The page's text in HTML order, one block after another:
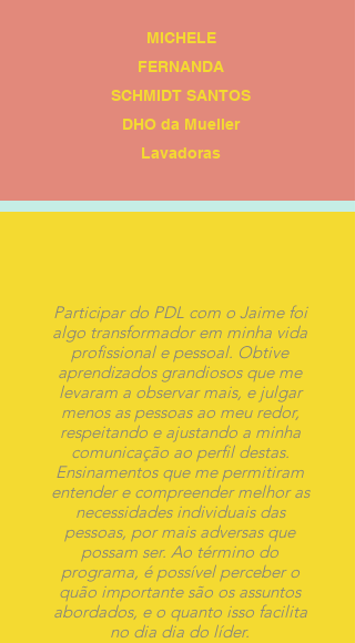
MICHELE
FERNANDA
SCHMIDT SANTOS
DHO da Mueller
Lavadoras
Participar do PDL com o Jaime foi
algo transformador em minha vida
profissional e pessoal. Obtive
aprendizados grandiosos que me
levaram a observar mais, e julgar
menos as pessoas ao meu redor,
respeitando e ajustando a minha
comunicação ao perfil destas.
Ensinamentos que me permitiram
entender e compreender melhor as
necessidades individuais das
pessoas, por mais adversas que
possam ser. Ao término do
programa, é possível perceber o
quão importante são os assuntos
abordados, e o quanto isso facilita
no dia dia do líder.